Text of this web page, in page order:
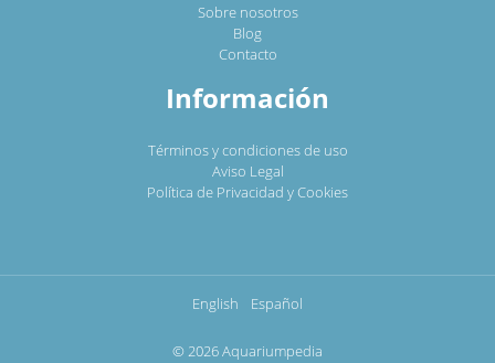
Sobre nosotros
Blog
Contacto
Información
Términos y condiciones de uso
Aviso Legal
Política de Privacidad y Cookies
English Español
© 2026 Aquariumpedia